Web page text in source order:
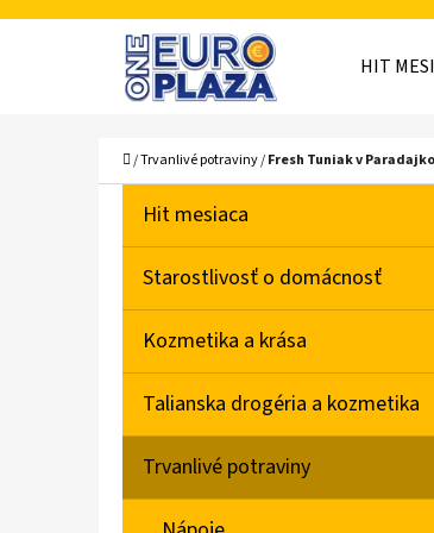
Prejsť
HIT
Domov
/Trvanlivé potraviny/Fresh Tuniak v
N
Preskočiť
kategórie
G
R
E
Hit mesiaca
Starostlivosť o domácnosť
Kozmetika a krása
Talianska drogéria a kozmetika
Trvanlivé potraviny
K
Späť
Späť